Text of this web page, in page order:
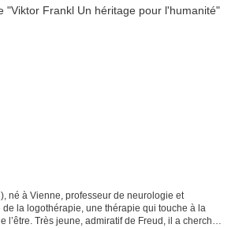
né à Vienne, professeur de neurologie et
de la logothérapie, une thérapie qui touche à la
l’être. Très jeune, admiratif de Freud, il a cherché